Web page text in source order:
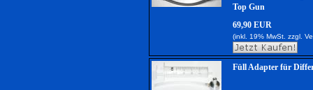
Top Gun
69,90 EUR
(inkl. 19% MwSt. zzgl.
Füll Adapter für